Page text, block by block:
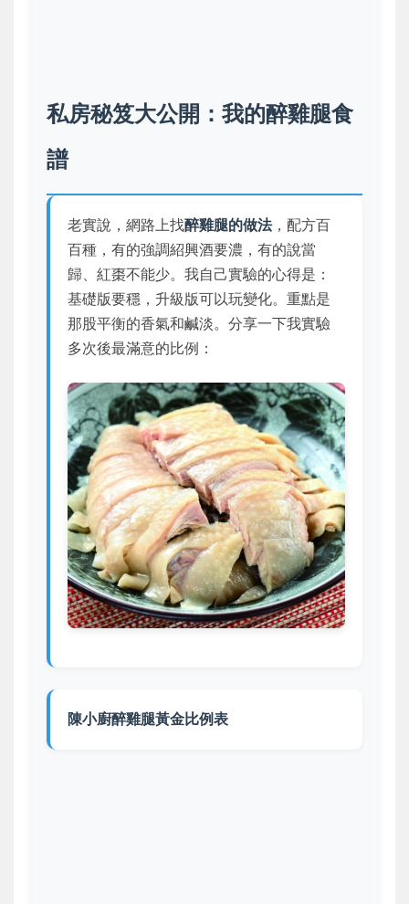
私房秘笈大公開：我的醉雞腿食
譜
老實說，網路上找醉雞腿的做法，配方百
百種，有的強調紹興酒要濃，有的說當
歸、紅棗不能少。我自己實驗的心得是：
基礎版要穩， 升級版可以玩變化。重點是
那股平衡的香氣和鹹淡。分享一下我實驗
多次後最滿意的比例：
陳小廚醉雞腿黃金比例表